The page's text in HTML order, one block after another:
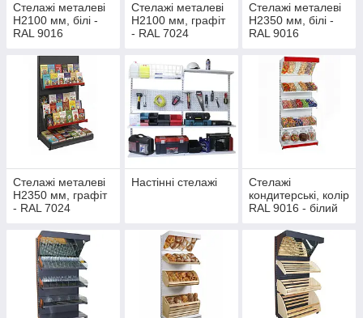
Стелажі металеві
Н2100 мм, білі -
RAL 9016
Стелажі металеві
Н2100 мм, графіт
- RAL 7024
Стелажі металеві
Н2350 мм, білі -
RAL 9016
Стелажі металеві
Н2350 мм, графіт
- RAL 7024
Настінні стелажі
Стелажі
кондитерські, колір
RAL 9016 - білий